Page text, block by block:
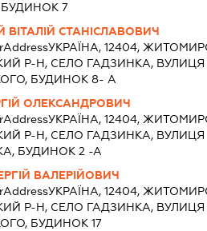
7
ВІТАЛІЙ СТАНІСЛАВОВИЧ
УКРАЇНА, 12404,
Р-Н, СЕЛО ГАДЗИНКА,
БУДИНОК 8- А
ОЛЕКСАНДРОВИЧ
УКРАЇНА, 12404,
Р-Н, СЕЛО ГАДЗИНКА, ВУЛИЦЯ
БУДИНОК 2 -А
ВАЛЕРІЙОВИЧ
УКРАЇНА, 12404,
Р-Н, СЕЛО ГАДЗИНКА,
БУДИНОК 17